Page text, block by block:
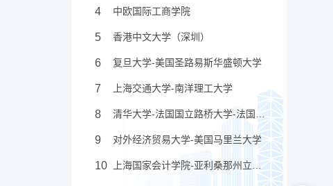
4 中欧国际工商学院
5 香港中文大学（深圳）
6 复旦大学-美国圣路易斯华盛顿大学
7 上海交通大学-南洋理工大学
8 清华大学-法国国立路桥大学-法国国立民航大学
9 对外经济贸易大学-美国马里兰大学
10 上海国家会计学院-亚利桑那州立大学